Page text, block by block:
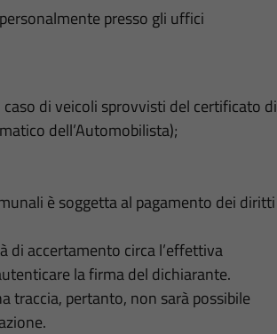
presso gli uffici
di veicoli sprovvisti del certificato di
dell’Automobilista);
è soggetta al pagamento dei diritti
di accertamento circa l’effettiva
la firma del dichiarante.
traccia, pertanto, non sarà possibile